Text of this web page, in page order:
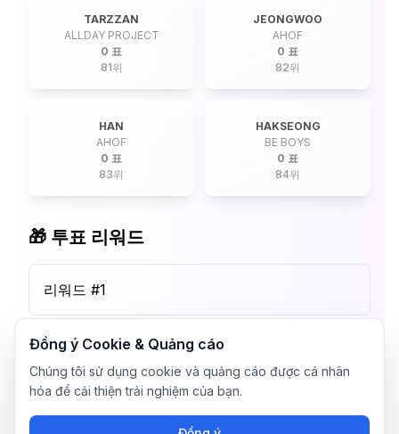
TARZZAN
ALLDAY PROJECT
0 표
81위
JEONGWOO
AHOF
0 표
82위
HAN
AHOF
0 표
83위
HAKSEONG
BE BOYS
0 표
84위
🎁 투표 리워드
리워드 #1
Đồng ý Cookie & Quảng cáo
Chúng tôi sử dụng cookie và quảng cáo được cá nhân
hóa để cải thiện trải nghiệm của bạn.